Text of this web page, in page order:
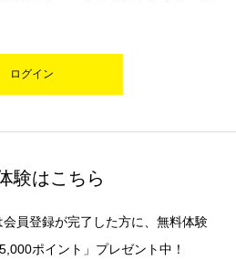
ログイン
験はこちら
会員登録が完了した方に、無料体験
ポイント」プレゼント中！